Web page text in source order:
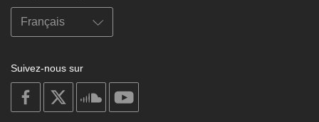
Suivez-nous sur
on
facebook
soundcloud